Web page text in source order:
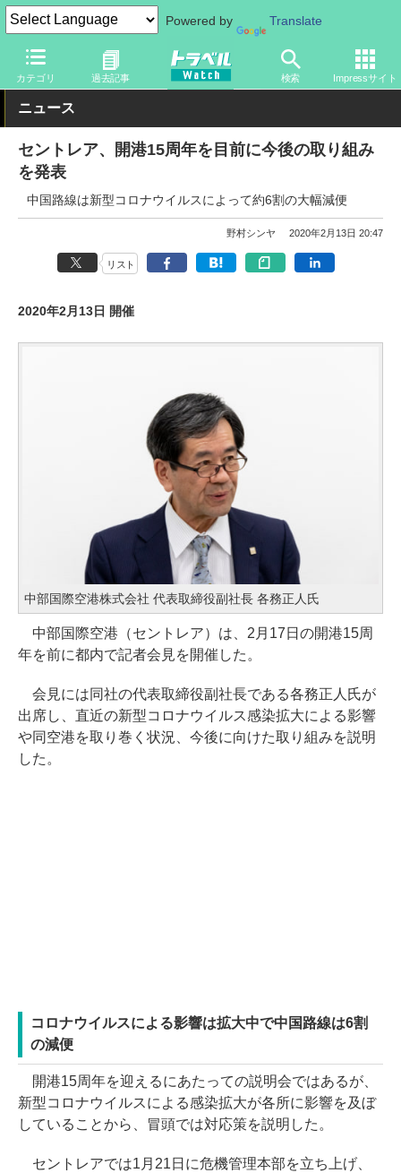
Powered by Translate
カテゴリ 過去記事 検索 Impressサイト
トラベル Watch 旅の方法 空旅 空港
ニュース
セントレア、開港15周年を目前に今後の取り組み
を発表
中国路線は新型コロナウイルスによって約6割の大幅減便
野村シンヤ 2020年2月13日 20:47
リスト
2020年2月13日 開催
中部国際空港株式会社 代表取締役副社長 各務正人氏
中部国際空港（セントレア）は、2月17日の開港15周
年を前に都内で記者会見を開催した。
会見には同社の代表取締役副社長である各務正人氏が
出席し、直近の新型コロナウイルス感染拡大による影響
や同空港を取り巻く状況、今後に向けた取り組みを説明
した。
コロナウイルスによる影響は拡大中で中国路線は6割
の減便
開港15周年を迎えるにあたっての説明会ではあるが、
新型コロナウイルスによる感染拡大が各所に影響を及ぼ
していることから、冒頭では対応策を説明した。
セントレアでは1月21日に危機管理本部を立ち上げ、